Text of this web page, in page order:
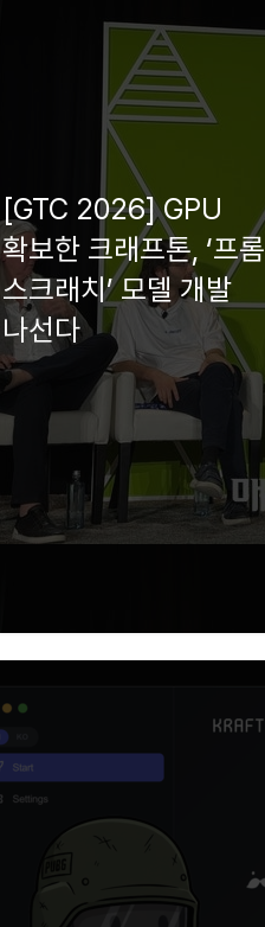
[GTC 2026] GPU
확보한 크래프톤, ‘프롬
스크래치’ 모델 개발
나선다